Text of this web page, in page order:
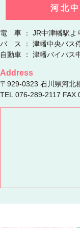
河北
電 車 ： JR中津幡駅よ
バ ス ： 津幡中央バス
自動車 ： 津幡バイパス
Address
〒929-0323 石川県河北
TEL.076-289-2117